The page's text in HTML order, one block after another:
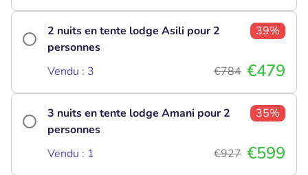
2 nuits en tente lodge Asili pour 2
personnes
39%
Vendu : 3 €784 €479
3 nuits en tente lodge Amani pour 2
personnes
35%
Vendu : 1 €927 €599